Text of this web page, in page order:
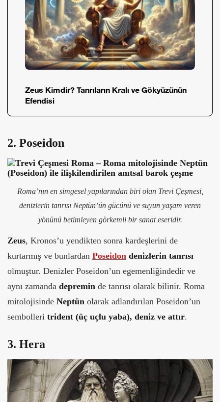
Zeus Kimdir? Tanrıların Kralı ve Gökyüzünün
Efendisi
2. Poseidon
Roma’nın en simgesel yapılarından biri olan Trevi Çeşmesi,
denizlerin tanrısı Neptün’ün gücünü ve suyun yaşam veren
yönünü betimleyen görkemli bir sanat eseridir.
Zeus, Kronos’u yendikten sonra kardeşlerini de
kurtarmış ve bunlardan Poseidon denizlerin tanrısı
olmuştur. Denizler Poseidon’un egemenliğindedir ve
aynı zamanda depremin de tanrısı olarak bilinir. Roma
mitolojisinde Neptün olarak adlandırılan Poseidon’un
sembolleri trident (üç uçlu yaba), deniz ve attır.
3. Hera